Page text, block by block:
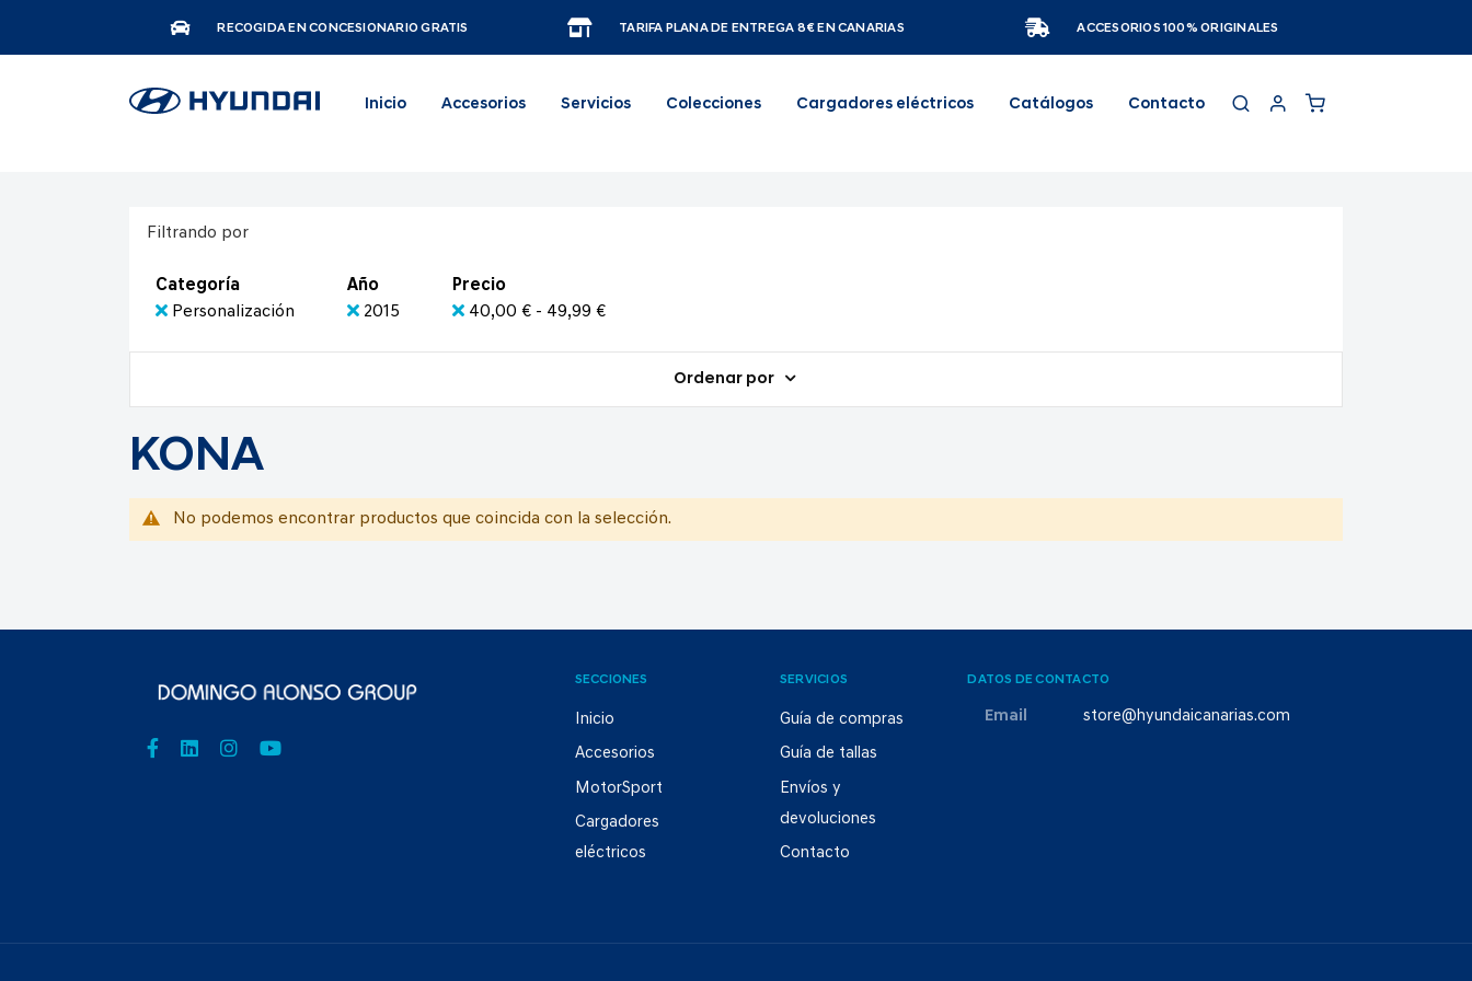
RECOGIDA EN CONCESIONARIO GRATIS TARIFA PLANA DE ENTREGA 8€ EN CANARIAS ACCESORIOS 100% ORIGINALES
Inicio Accesorios Servicios Colecciones Cargadores eléctricos Catálogos Contacto
Filtrando por
Categoría
Personalización
Año
2015
Precio
40,00 € - 49,99 €
Ordenar por
KONA
No podemos encontrar productos que coincida con la selección.
SECCIONES
Inicio
Accesorios
MotorSport
Cargadores
eléctricos
SERVICIOS
Guía de compras
Guía de tallas
Envíos y
devoluciones
Contacto
DATOS DE CONTACTO
Email store@hyundaicanarias.com